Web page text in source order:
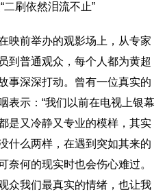
刷依然泪流不止”
映前举办的观影场上，从专家
到普通观众，每个人都为黄超
事深深打动。曾有一位真实的
表示：“我们以前在电视上银幕
是又冷静又专业的模样，其实
什么两样，在遇到突如其来的
奈何的现实时也会伤心难过。
众我们最真实的情绪，也让我